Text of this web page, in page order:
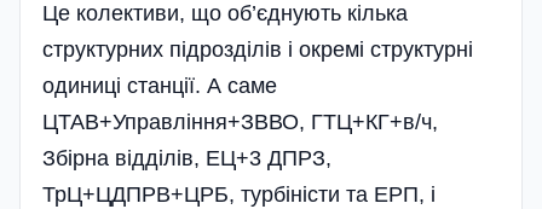
Це колективи, що об’єднують кілька
структурних підрозділів і окремі структурні
одиниці станції. А саме
ЦТАВ+Управління+ЗВВО, ГТЦ+КГ+в/ч,
Збірна відділів, ЕЦ+3 ДПРЗ,
ТрЦ+ЦДПРВ+ЦРБ, турбіністи та ЕРП, і